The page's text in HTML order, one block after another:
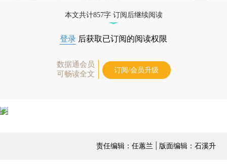
本文共计857字 订阅后继续阅读
登录 后获取已订阅的阅读权限
数据通会员
可畅读全文
订阅/会员升级
责任编辑：任蕙兰 | 版面编辑：石溪升